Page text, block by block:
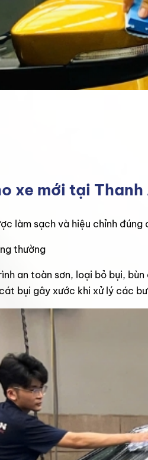
xe mới tại
làm sạch và hiệu chỉnh
thường
an toàn sơn, loại bỏ bụi,
bụi gây xước khi xử lý các